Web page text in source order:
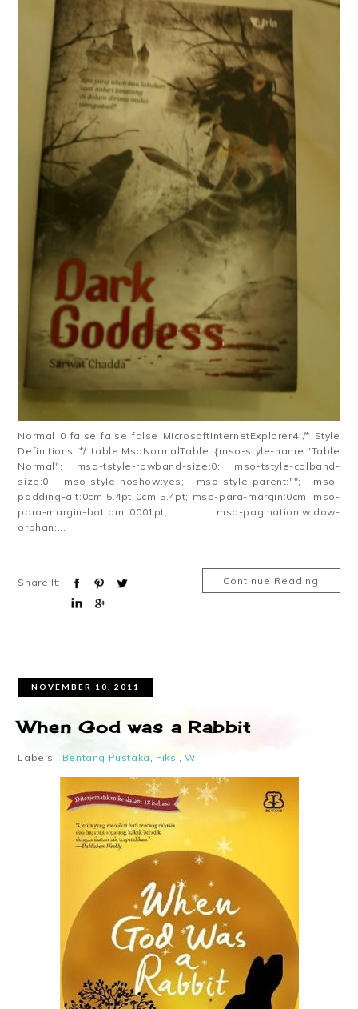
Normal 0 false false false MicrosoftInternetExplorer4 /* Style
Definitions */ table.MsoNormalTable {mso-style-name:"Table
Normal"; mso-tstyle-rowband-size:0; mso-tstyle-colband-
size:0; mso-style-noshow:yes; mso-style-parent:""; mso-
padding-alt:0cm 5.4pt 0cm 5.4pt; mso-para-margin:0cm; mso-
para-margin-bottom:.0001pt; mso-pagination:widow-
orphan;...
Share It: Continue Reading
NOVEMBER 10, 2011
When God was a Rabbit
Labels : Bentang Pustaka Fiksi ,W